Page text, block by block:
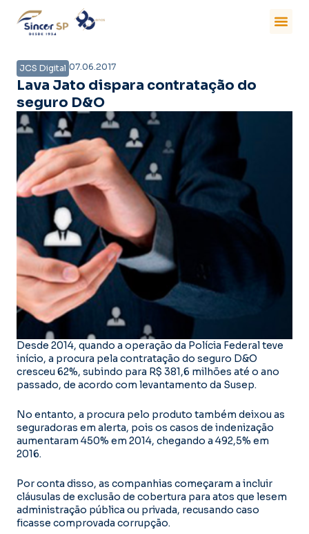
JCS Digital 07.06.2017
Lava Jato dispara contratação do
seguro D&O
Desde 2014, quando a operação da Polícia Federal teve
início, a procura pela contratação do seguro D&O
cresceu 62%, subindo para R$ 381,6 milhões até o ano
passado, de acordo com levantamento da Susep.
No entanto, a procura pelo produto também deixou as
seguradoras em alerta, pois os casos de indenização
aumentaram 450% em 2014, chegando a 492,5% em
2016.
Por conta disso, as companhias começaram a incluir
cláusulas de exclusão de cobertura para atos que lesem
administração pública ou privada, recusando caso
ficasse comprovada corrupção.